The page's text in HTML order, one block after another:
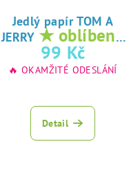
Jedlý papír TOM A
JERRY ★ oblíbený
tisk na jedlý
papír
99 Kč
🔥 OKAMŽITÉ ODESLÁNÍ
Detail